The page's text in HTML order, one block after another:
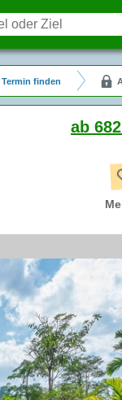
Termin finden
ab